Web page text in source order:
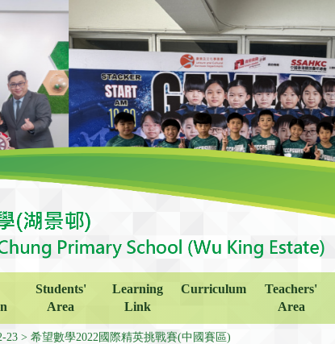
Students'
Area
Learning
Link
Curriculum
Teachers'
Area
23 希望數學2022國際精英挑戰賽(中國賽區)